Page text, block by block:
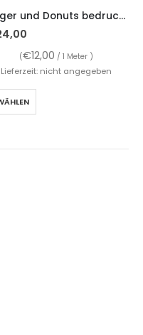
Baumwollstoff, Canvas, mit Burger und Donuts bedruckt auf Weiß
(€12,00 / 1 Meter )
Lieferzeit: nicht angegeben